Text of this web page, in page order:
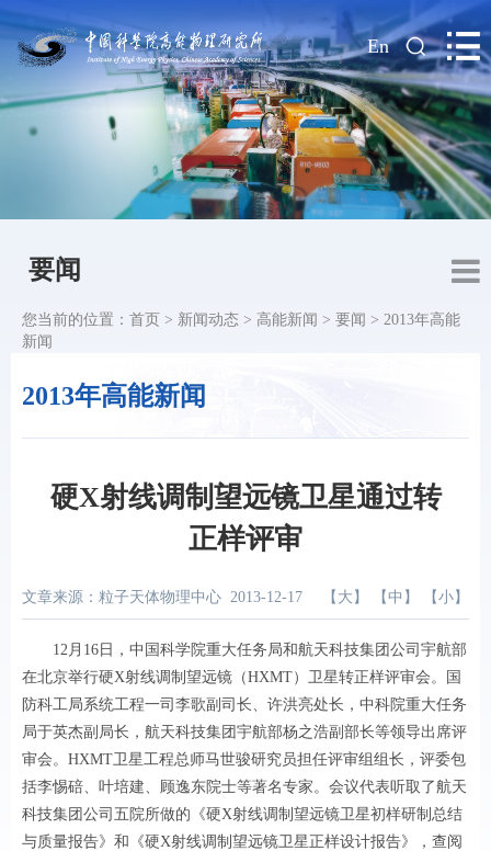
| En
要闻
2013年高能新闻
您当前的位置： 首页 > 新闻动态 > 高能新闻 > 要闻 > 2013年高能
新闻
硬X射线调制望远镜卫星通过转
正样评审
文章来源：粒子天体物理中心 2013-12-17 【 大 】 【 中 】 【 小 】
12月16日，中国科学院重大任务局和航天科技集团公司宇航部
在北京举行硬X射线调制望远镜（HXMT）卫星转正样评审会。国
防科工局系统工程一司李歌副司长、许洪亮处长，中科院重大任务
局于英杰副局长，航天科技集团宇航部杨之浩副部长等领导出席评
审会。HXMT卫星工程总师马世骏研究员担任评审组组长，评委包
括李惕碚、叶培建、顾逸东院士等著名专家。会议代表听取了航天
科技集团公司五院所做的《硬X射线调制望远镜卫星初样研制总结
与质量报告》和《硬X射线调制望远镜卫星正样设计报告》，查阅